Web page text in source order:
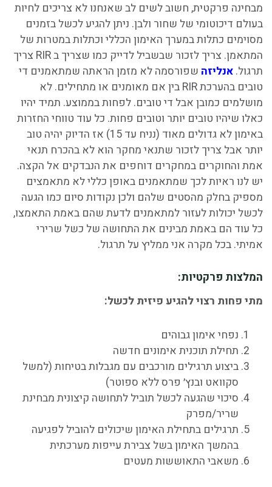
מבחינה פרקטית, חשוב לשים לב שאנחנו לא צריכים לחיות
בעולם דיכוטומי של שחור ולבן. ניתן להגיע לכשל בזמנים
מסוימים כתלות במערך האימון הכללי וכתלות במטרות של
המתאמן. צריך לזכור שבשביל לדייק כמו שצריך ב RIR צריך
תרגול. אנליזה שפורסמה לא מזמן הראתה שמתאמנים די
טובים בהערכת RIR בין אם מאומנים או מתחילים. לא
מושלמים כמובן אבל די טובים. לפחות בממוצע. תמיד יהיו
כאלו שיהיו טובים יותר וטובים פחות. כל עוד טווחי החזרות
באימון לא גדולים מאוד (נניח עד 15) אז הדיוק יהיה טוב
יותר אבל צריך לזכור שתנאי מחקר הוא לא בהכרח תנאי
אמת והחוקרים במחקרים דוחפים את הנבדקים אל הקצה.
יש לנו ראיות לכך שמתאמנים באופן כללי לא מתאמצים
מספיק בחלק מהסטים שלהם ולכן נקודות סיום כמו הגעה
לכשל יכולות לעזור למתאמנים לדעת שהם באמת התאמצו,
כל עוד הם באמת מבינים את התחושה של כשל שרירי
אמיתי. בכל מקרה אני ממליץ על תרגול.
המלצות פרקטיות:
מתי פחות רצוי להגיע פיזית לכשל:
נפחי אימון גבוהים
תחילת תוכנית אימונים חדשה
ביצוע תרגילים מורכבים עם מגבלות בטיחות (למשל
סקוואט ובנץ׳ פרס ללא ספוטר)
סיכוי שהגעה לכשל תוביל לתחושה קיצונית מבחינת
שריר/מפרק
תרגילים בתחילת האימון שיכולים להוביל לפגיעה
בהמשך האימון בשל צבירת עייפות מערכתית
משאבי התאוששות מעטים